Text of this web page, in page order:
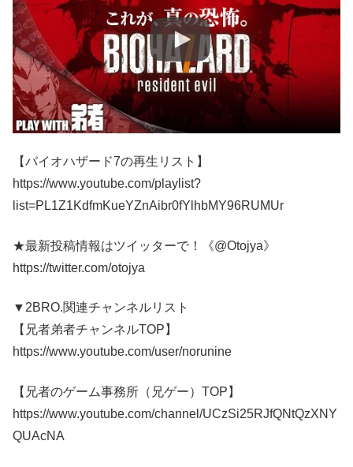
【バイオハザード7の再生リスト】
https://www.youtube.com/playlist?
list=PL1Z1KdfmKueYZnAibr0fYlhbMY96RUMUr
★最新投稿情報はツイッターで！《@Otojya》
https://twitter.com/otojya
▼2BRO.関連チャンネルリスト
【兄者弟者チャンネルTOP】
https://www.youtube.com/user/norunine
【兄者のゲーム事務所（兄ゲー）TOP】
https://www.youtube.com/channel/UCzSi25RJfQNtQzXNY
QUAcNA